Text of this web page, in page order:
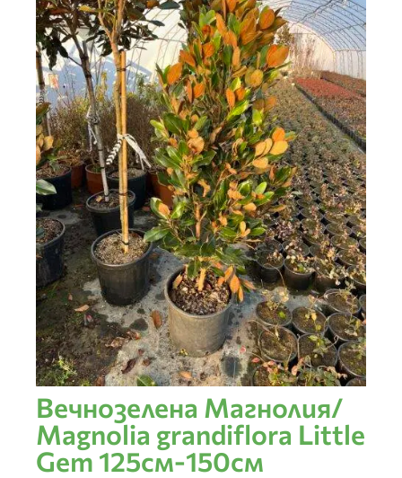
Вечнозелена Магнолия/
Magnolia grandiflora Little
Gem 125см-150см